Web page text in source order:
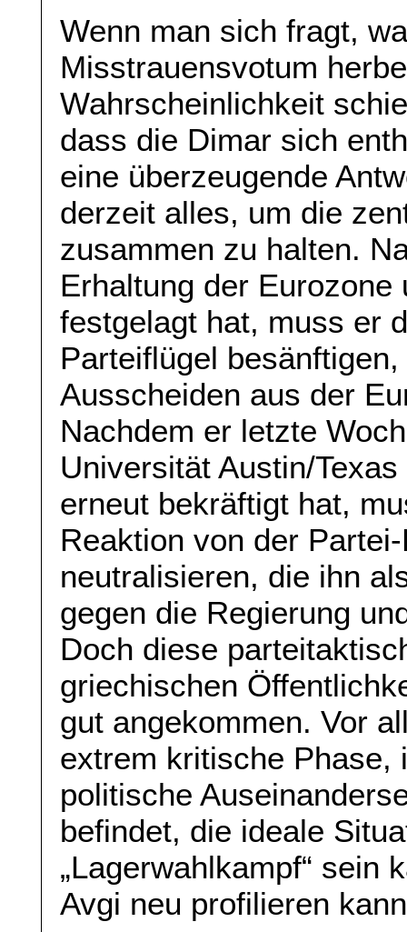
Wenn man sich fragt,
Misstrauensvotum
Wahrscheinlichkeit
dass die Dimar sich
eine überzeugende
derzeit alles, um die
zusammen zu halten.
Erhaltung der
festgelagt hat, muss er
Parteiflügel
Ausscheiden aus der
Nachdem er letzte
Universität Austin/
erneut bekräftigt hat,
Reaktion von der
neutralisieren, die ihn
gegen die Regierung
Doch diese
griechischen
gut angekommen. Vor
extrem kritische Phase,
politische
befindet, die ideale
„Lagerwahlkampf“ sein
Avgi neu profilieren